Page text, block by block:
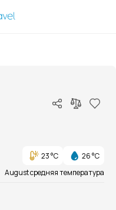
23 °C
26 °C
August средняя температура